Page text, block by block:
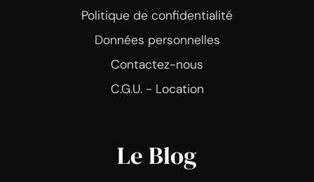
Politique de confidentialité
Données personnelles
Contactez-nous
C.G.U. - Location
Le Blog